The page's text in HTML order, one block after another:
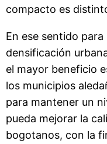
compacto es
En ese sentido
densificación
el mayor beneficio
los municipios
para mantener un
pueda mejorar la
bogotanos, con la